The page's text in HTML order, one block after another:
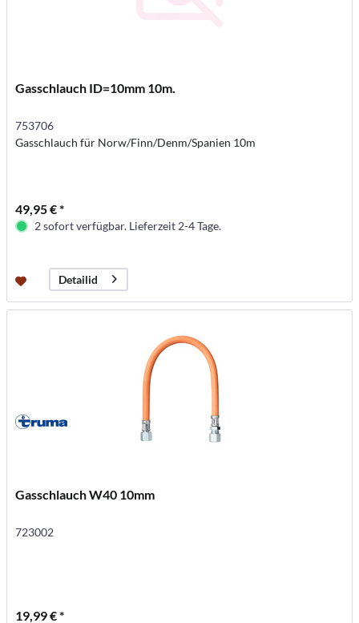
Gasschlauch ID=10mm 10m.
753706
Gasschlauch für Norw/Finn/Denm/Spanien 10m
49,95 € *
2 sofort verfügbar. Lieferzeit 2-4 Tage.
Detailid
Gasschlauch W40 10mm
723002
19,99 € *